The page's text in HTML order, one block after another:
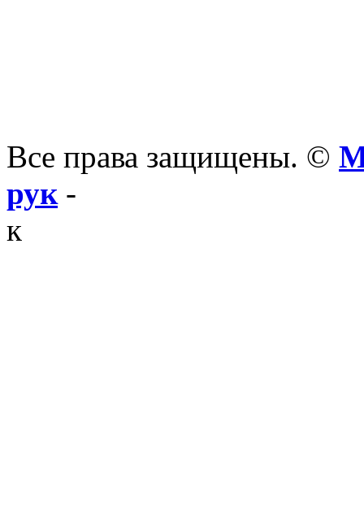
Все права защищены. ©
рук-
к